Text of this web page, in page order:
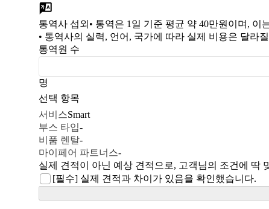
통역사 섭외 • 통역은 1일 기준 평균 약 40만원이며,
• 통역사의 실력, 언어, 국가에 따라 실제 비용은 달라
통역원 수
명
선택 항목
서비스Smart
부스 타입-
비품 렌탈-
마이페어 파트너스-
실제 견적이 아닌 예상 견적으로, 고객님의 조건에 딱
[필수] 실제 견적과 차이가 있음을 확인했습니다.